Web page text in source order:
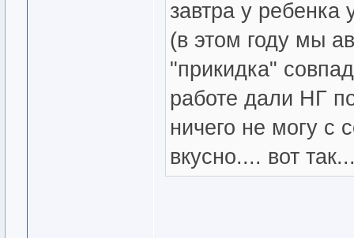
завтра у ребенка
(в этом году мы
"прикидка"
работе дали НГ
ничего не могу с
вкусно.... вот